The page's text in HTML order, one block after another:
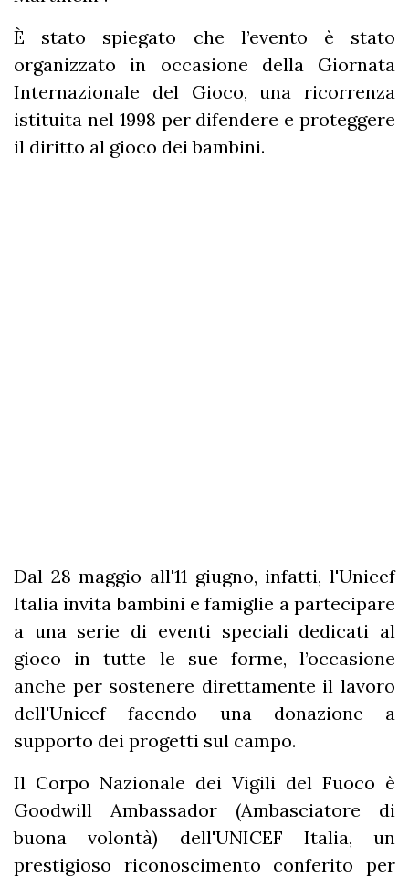
È stato spiegato che l’evento è stato
organizzato in occasione della Giornata
Internazionale del Gioco, una ricorrenza
istituita nel 1998 per difendere e proteggere
il diritto al gioco dei bambini.
Dal 28 maggio all'11 giugno, infatti, l'Unicef
Italia invita bambini e famiglie a partecipare
a una serie di eventi speciali dedicati al
gioco in tutte le sue forme, l’occasione
anche per sostenere direttamente il lavoro
dell'Unicef facendo una donazione a
supporto dei progetti sul campo.
Il Corpo Nazionale dei Vigili del Fuoco è
Goodwill Ambassador (Ambasciatore di
buona volontà) dell'UNICEF Italia, un
prestigioso riconoscimento conferito per